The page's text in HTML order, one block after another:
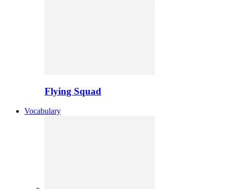
Flying Squad
Vocabulary